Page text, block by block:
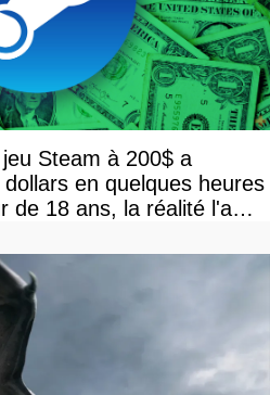
Steam à 200$ a
en quelques heures
de 18 ans, la réalité l'a